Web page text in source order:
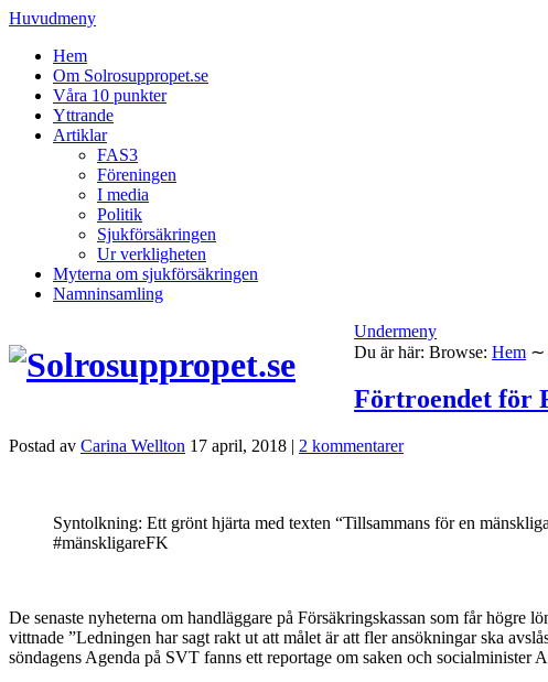
Huvudmeny
Hem
Om Solrosuppropet.se
Våra 10 punkter
Yttrande
Artiklar
FAS3
Föreningen
I media
Politik
Sjukförsäkringen
Ur verkligheten
Myterna om sjukförsäkringen
Namninsamling
Undermeny
Du är här: Browse: Hem ∼
Förtroendet för
Postad av Carina Wellton 17 april, 2018 | 2 kommentarer
Syntolkning: Ett grönt hjärta med texten “Tillsammans för en
#mänskligareFK
De senaste nyheterna om handläggare på Försäkringskassan som får högre
vittnade ”Ledningen har sagt rakt ut att målet är att fler ansökningar ska
söndagens Agenda på SVT fanns ett reportage om saken och socialminister